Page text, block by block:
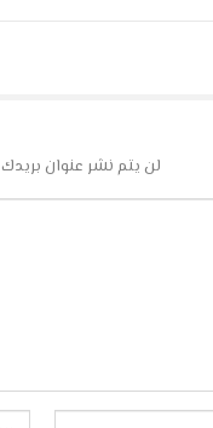
لن يتم نشر عنوان بريدك